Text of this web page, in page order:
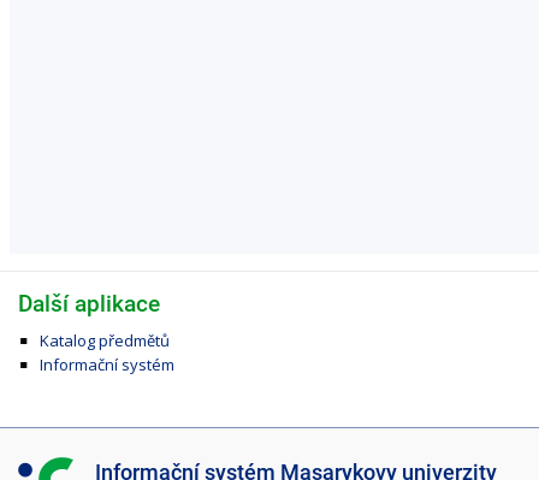
Další aplikace
Katalog předmětů
Informační systém
I Informační systém Masarykovy univerzity